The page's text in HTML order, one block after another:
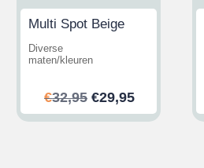
Multi Spot Beige
Diverse
maten/kleuren
€32,95 Ursprünglicher
Preis
€29,95Aktueller
Preis